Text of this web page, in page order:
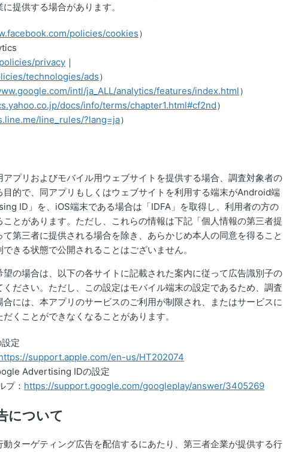
提供する場合があります。
policies/cookies）
privacy ｜
technologies/ads）
intl/ja_ALL/analytics/features/index.html）
docs/info/terms/chapter1.html#cf2nd）
line_rules/?lang=ja）
プリおよびモバイル用ウェブサイトを提供する場合、調査対象者の
的で、同アプリもしくはウェブサイトを利用する端末がAndroid端
ID」を、iOS端末である場合は「IDFA」を取得し、利用者の方の
とがあります。ただし、これらの情報は下記「個人情報の第三者提
第三者に提供される場合を除き、あらかじめ本人の同意を得ること
きる状態で公開されることはございません。
の場合は、以下の各サイトに記載された案内に従って広告識別子の
ださい。ただし、この設定はモバイル端末の設定であるため、調査
には、本アプリのサービスのご利用が制限され、またはサービスに
くことができなくなることがあります。
定
support.apple.com/en-us/HT202074
Advertising IDの設定
プ： https://support.google.com/googleplay/answer/3405269
について
ターゲティング広告を配信するにあたり、第三者企業が提供する行